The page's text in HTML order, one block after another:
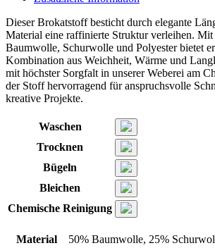
weiß
Menge
Dieser Brokatstoff besticht durch elegante
Material eine raffinierte Struktur verleihen.
Baumwolle, Schurwolle und Polyester bietet
Kombination aus Weichheit, Wärme und
mit höchster Sorgfalt in unserer Weberei am
der Stoff hervorragend für anspruchsvolle
kreative Projekte.
Waschen
Trocknen
Bügeln
Bleichen
Chemische Reinigung
Material 50% Baumwolle, 25%